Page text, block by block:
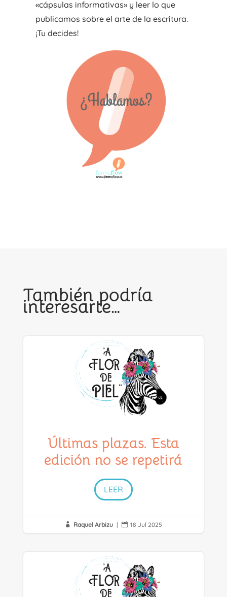
«cápsulas informativas» y leer lo que
publicamos sobre el arte de la escritura.
¡Tu decides!
También podría
interesarte…
Últimas plazas. Esta
edición no se repetirá
LEER
 Raquel Arbizu |  18 Jul 2025